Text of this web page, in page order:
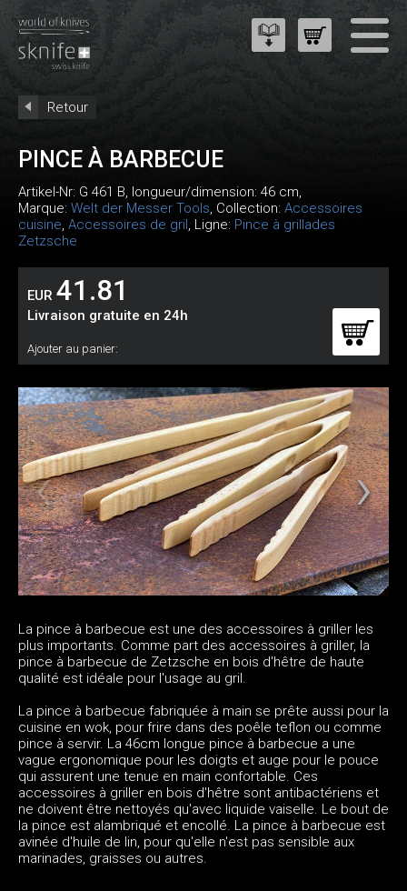
Retour
PINCE À BARBECUE
Artikel-Nr: G 461 B, longueur/dimension: 46 cm,
Marque: Welt der Messer Tools, Collection: Accessoires
cuisine, Accessoires de gril, Ligne: Pince à grillades
Zetzsche
EUR 41.81
Livraison gratuite en 24h
Ajouter au panier:
La pince à barbecue est une des accessoires à griller les
plus importants. Comme part des accessoires à griller, la
pince à barbecue de Zetzsche en bois d'hêtre de haute
qualité est idéale pour l'usage au gril.
La pince à barbecue fabriquée à main se prête aussi pour la
cuisine en wok, pour frire dans des poêle teflon ou comme
pince à servir. La 46cm longue pince à barbecue a une
vague ergonomique pour les doigts et auge pour le pouce
qui assurent une tenue en main confortable. Ces
accessoires à griller en bois d'hêtre sont antibactériens et
ne doivent être nettoyés qu'avec liquide vaiselle. Le bout de
la pince est alambriqué et encollé. La pince à barbecue est
avinée d'huile de lin, pour qu'elle n'est pas sensible aux
marinades, graisses ou autres.